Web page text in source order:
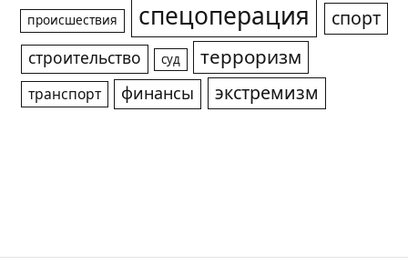
происшествия спецоперация спорт
строительство суд терроризм
транспорт финансы экстремизм